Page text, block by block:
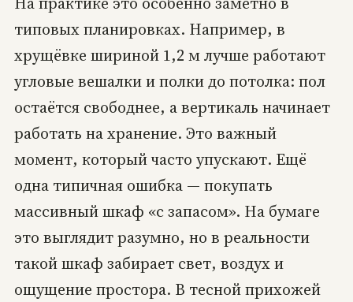
типовых планировках. Например, в
хрущёвке шириной 1,2 м лучше работают
угловые вешалки и полки до потолка: пол
остаётся свободнее, а вертикаль начинает
работать на хранение. Это важный
момент, который часто упускают. Ещё
одна типичная ошибка — покупать
массивный шкаф «с запасом». На бумаге
это выглядит разумно, но в реальности
такой шкаф забирает свет, воздух и
ощущение простора. В тесной прихожей